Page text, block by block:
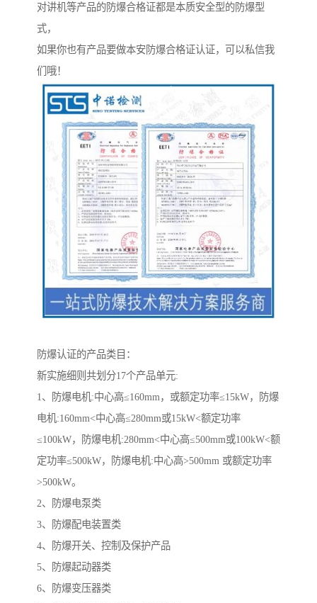
对讲机等产品的防爆合格证都是本质安全型的防爆型
式，
如果你也有产品要做本安防爆合格证认证，可以私信我
们哦！
防爆认证的产品类目：
新实施细则共划分17个产品单元:
1、防爆电机:中心高≤160mm，或额定功率≤15kW，防爆
电机:160mm<中心高≤280mm或15kW<额定功率
≤100kW，防爆电机:280mm<中心高≤500mm或100kW<额
定功率≤500kW，防爆电机:中心高>500mm 或额定功率
>500kW。
2、防爆电泵类
3、防爆配电装置类
4、防爆开关、控制及保护产品
5、防爆起动器类
6、防爆变压器类